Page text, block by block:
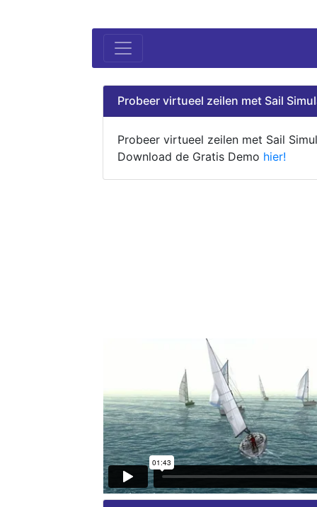
Probeer virtueel zeilen met Sail
Probeer virtueel zeilen met Sail
Download de Gratis Demo hier!